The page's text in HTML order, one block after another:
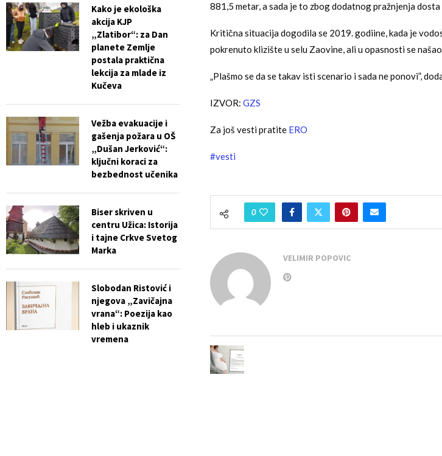
881,5 metar, a sada je to zbog dodatnog pražnjenja dosta
Kritična situacija dogodila se 2019. godiine, kada je
pokrenuto klizište u selu Zaovine, ali u opasnosti se
„Plašmo se da se takav isti scenario i sada ne ponovi”,
IZVOR: GZS
Za još vesti pratite ERO
#vesti
0
VELIMIR POPOVIC
Kako je ekološka
akcija KJP
„Zlatibor“: za Dan
planete Zemlje
postala praktična
lekcija za mlade iz
Kučeva
Vežba evakuacije i
gašenja požara u OŠ
„Dušan Jerković“:
ključni koraci za
bezbednost učenika
Biser skriven u
centru Užica: Istorija
i tajne Crkve Svetog
Marka
Slobodan Ristović i
njegova „Zavičajna
vrana“: Poezija kao
hleb i ukaznik
vremena